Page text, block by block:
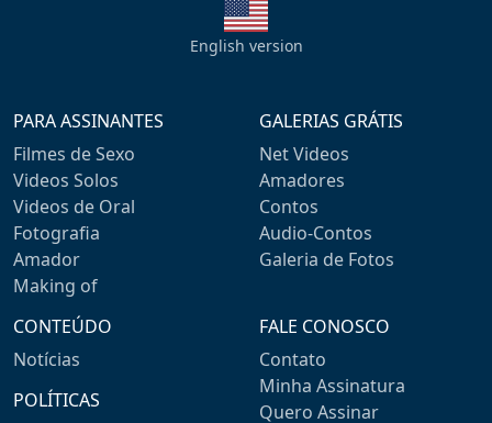
English version
PARA ASSINANTES
Filmes de Sexo
Videos Solos
Videos de Oral
Fotografia
Amador
Making of
GALERIAS GRÁTIS
Net Videos
Amadores
Contos
Audio-Contos
Galeria de Fotos
CONTEÚDO
Notícias
POLÍTICAS
FALE CONOSCO
Contato
Minha Assinatura
Quero Assinar